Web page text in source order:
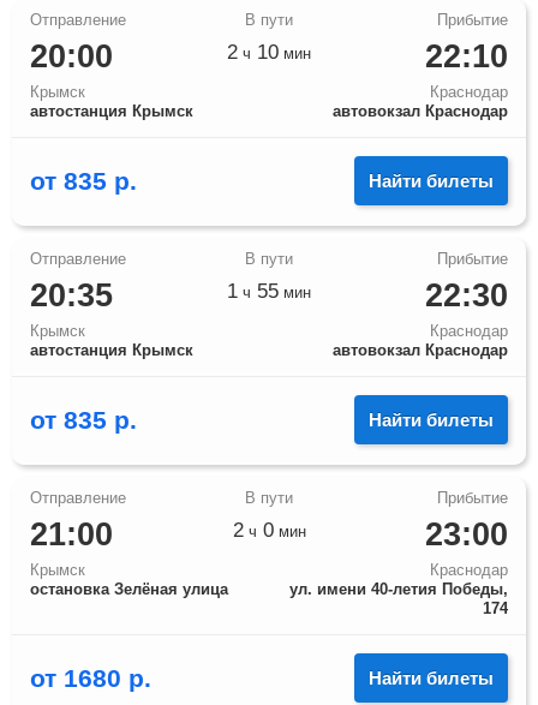
20:00
Крымск
автостанция Крымск
22:10
Краснодар
автовокзал Краснодар
2 ч 10 мин
от 835 р. Найти билеты
20:35
Крымск
автостанция Крымск
22:30
Краснодар
автовокзал Краснодар
1 ч 55 мин
от 835 р. Найти билеты
21:00
Крымск
остановка Зелёная улица
23:00
Краснодар
ул. имени 40-летия Победы,
174
2ч 0мин
от 1680 р. Найти билеты